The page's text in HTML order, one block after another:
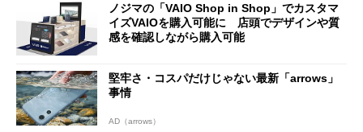
ノジマの「VAIO Shop in Shop」でカスタマ
イズVAIOを購入可能に 店頭でデザインや質
感を確認しながら購入可能
堅牢さ・コスパだけじゃない最新「arrows」
事情
AD（arrows）